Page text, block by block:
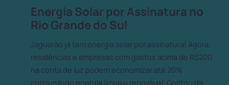
Energia Solar por Assinatura no
Rio Grande do Sul
Jaguarão já tem energia solar por assinatura! Agora,
residências e empresas com gastos acima de R$200
na conta de luz podem economizar até 20%
consumindo energia limpa e renovável. Gostou da